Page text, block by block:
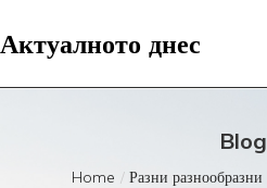
Актуалното днес
Blog
Home Разни разнообразни